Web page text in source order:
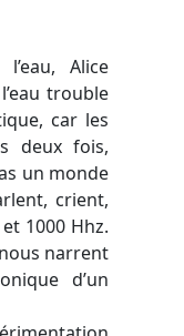
Alice
trouble
car les
deux fois,
un monde
crient,
1000 Hhz.
narrent
d’un